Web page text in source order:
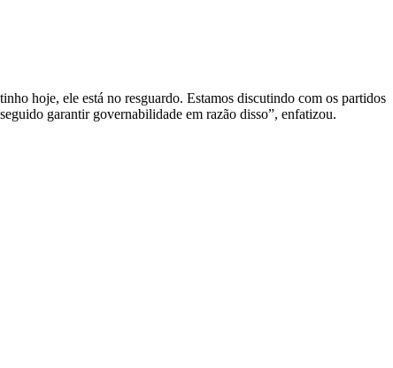
hoje, ele está no resguardo. Estamos discutindo com os partidos
garantir governabilidade em razão disso”, enfatizou.